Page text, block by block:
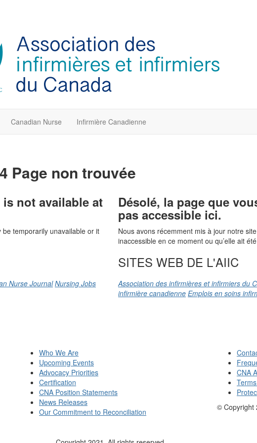
Canadian Nurse Infirmière Canadienne
Page non trouvée
not available at
temporarily unavailable or it
Nurse Journal Nursing Jobs
Désolé, la page que
pas accessible ici.
Nous avons récemment mis à jour notre
inaccessible en ce moment ou qu’elle ait
SITES WEB DE L'AIIC
Association des infirmières et infirmiers du
infirmière canadienne Emplois en soins
Who We Are
Upcoming Events
Advocacy Priorities
Certification
CNA Position Statements
News Releases
Our Commitment to Reconciliation
CNA
© Copyright